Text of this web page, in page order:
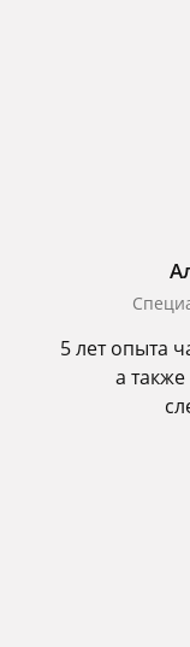
5 лет опыта
а